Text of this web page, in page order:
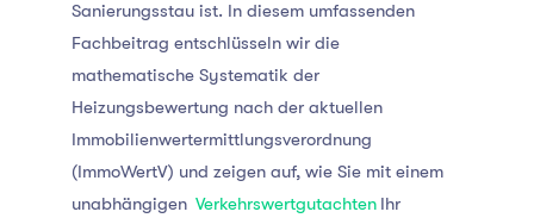
Sanierungsstau ist. In diesem umfassenden
Fachbeitrag entschlüsseln wir die
mathematische Systematik der
Heizungsbewertung nach der aktuellen
Immobilienwertermittlungsverordnung
(ImmoWertV) und zeigen auf, wie Sie mit einem
unabhängigen Verkehrswertgutachten Ihr